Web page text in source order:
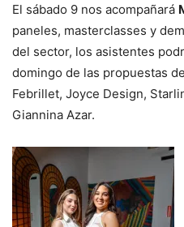
El sábado 9 nos acompañará
paneles, masterclasses y
del sector, los asistentes
domingo de las propuestas
Febrillet, Joyce Design,
Giannina Azar.